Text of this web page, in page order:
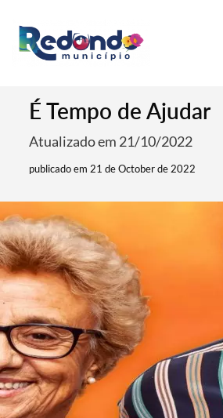
É Tempo de Ajudar
Atualizado em 21/10/2022
publicado em 21 de October de 2022